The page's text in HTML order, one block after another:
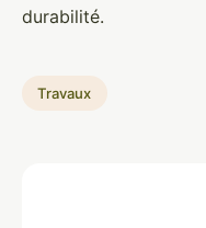
durabilité.
Travaux